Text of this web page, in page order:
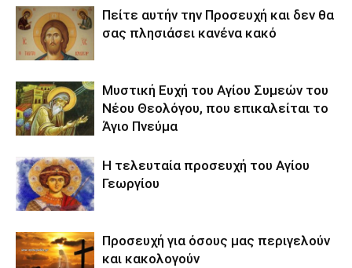
Πείτε αυτήν την Προσευχή και δεν θα
σας πλησιάσει κανένα κακό
Μυστική Ευχή του Αγίου Συμεών του
Νέου Θεολόγου, που επικαλείται το
Άγιο Πνεύμα
Η τελευταία προσευχή του Αγίου
Γεωργίου
Προσευχή για όσους μας περιγελούν
και κακολογούν